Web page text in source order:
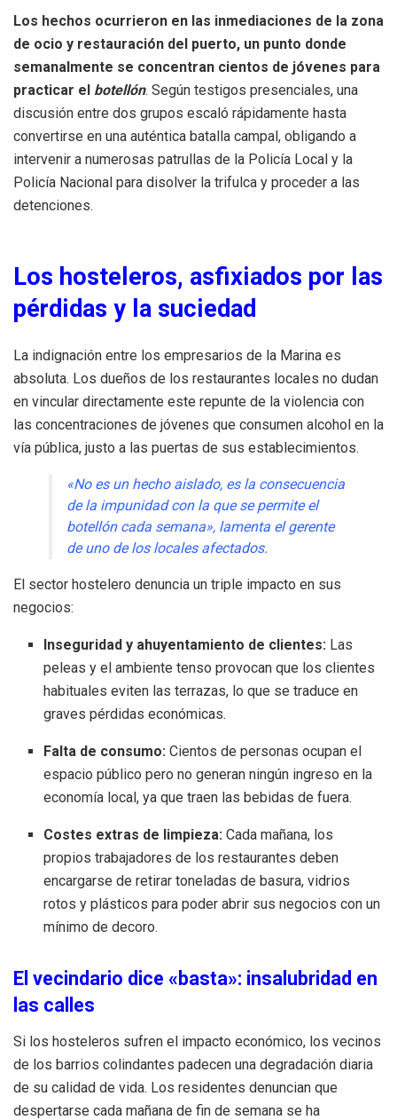
Los hechos ocurrieron en las inmediaciones de la zona
de ocio y restauración del puerto, un punto donde
semanalmente se concentran cientos de jóvenes para
practicar el botellón. Según testigos presenciales, una
discusión entre dos grupos escaló rápidamente hasta
convertirse en una auténtica batalla campal, obligando a
intervenir a numerosas patrullas de la Policía Local y la
Policía Nacional para disolver la trifulca y proceder a las
detenciones.
Los hosteleros, asfixiados por las
pérdidas y la suciedad
La indignación entre los empresarios de la Marina es
absoluta. Los dueños de los restaurantes locales no dudan
en vincular directamente este repunte de la violencia con
las concentraciones de jóvenes que consumen alcohol en la
vía pública, justo a las puertas de sus establecimientos.
«No es un hecho aislado, es la consecuencia
de la impunidad con la que se permite el
botellón cada semana», lamenta el gerente
de uno de los locales afectados.
El sector hostelero denuncia un triple impacto en sus
negocios:
Inseguridad y ahuyentamiento de clientes: Las
peleas y el ambiente tenso provocan que los clientes
habituales eviten las terrazas, lo que se traduce en
graves pérdidas económicas.
Falta de consumo: Cientos de personas ocupan el
espacio público pero no generan ningún ingreso en la
economía local, ya que traen las bebidas de fuera.
Costes extras de limpieza: Cada mañana, los
propios trabajadores de los restaurantes deben
encargarse de retirar toneladas de basura, vidrios
rotos y plásticos para poder abrir sus negocios con un
mínimo de decoro.
El vecindario dice «basta»: insalubridad en
las calles
Si los hosteleros sufren el impacto económico, los vecinos
de los barrios colindantes padecen una degradación diaria
de su calidad de vida. Los residentes denuncian que
despertarse cada mañana de fin de semana se ha